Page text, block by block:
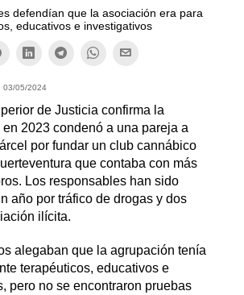
defendían que la asociación era para
educativos e investigativos
03/05/2024
de Justicia confirma la
2023 condenó a una pareja a
por fundar un club cannábico
que contaba con más
Los responsables han sido
año por tráfico de drogas y dos
ilícita.
alegaban que la agrupación tenía
terapéuticos, educativos e
pero no se encontraron pruebas